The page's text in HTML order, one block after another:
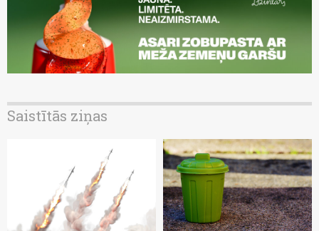
Saistītās ziņas